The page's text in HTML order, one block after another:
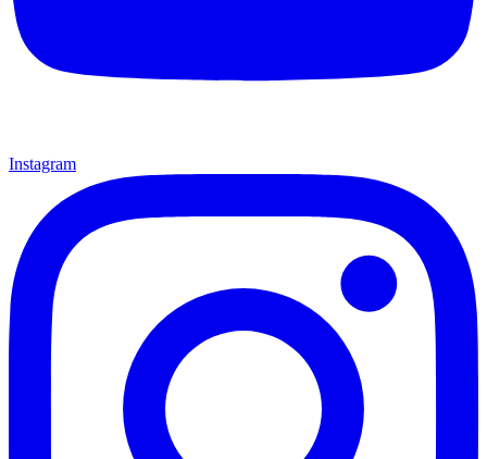
Instagram